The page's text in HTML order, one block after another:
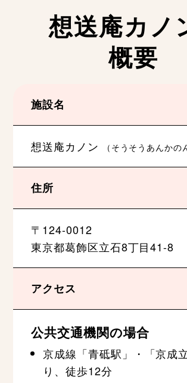
想送庵カノ
概要
施設名
想送庵カノン （そうそうあんかの
住所
〒124-0012
東京都葛飾区立石8丁目41-8
アクセス
公共交通機関の場合
京成線「青砥駅」・「京成
り、徒歩12分